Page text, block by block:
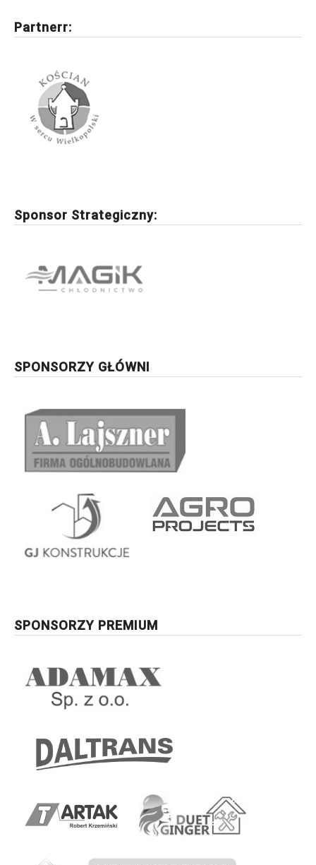
Partnerr:
Sponsor Strategiczny:
SPONSORZY GŁÓWNI
SPONSORZY PREMIUM